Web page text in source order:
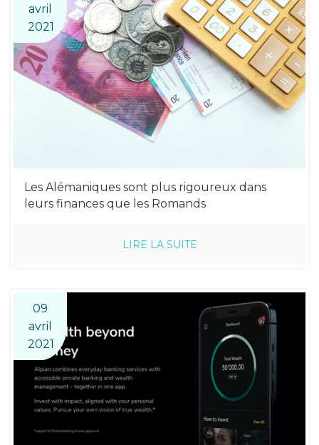
avril
2021
Les Alémaniques sont plus rigoureux dans
leurs finances que les Romands
LIRE LA SUITE
09
avril
2021